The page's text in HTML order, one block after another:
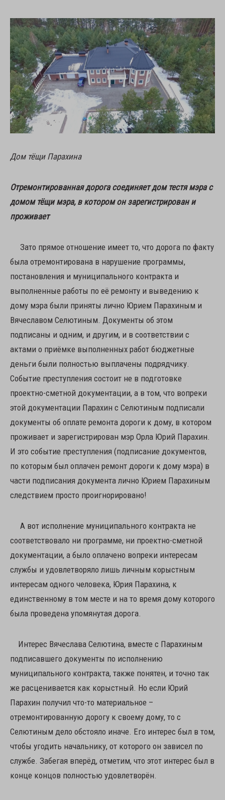
Дом тёщи Парахина
Отремонтированная дорога соединяет дом тестя мэра с
домом тёщи мэра, в котором он зарегистрирован и
проживает
Зато прямое отношение имеет то, что дорога по факту
была отремонтирована в нарушение программы,
постановления и муниципального контракта и
выполненные работы по её ремонту и выведению к
дому мэра были приняты лично Юрием Парахиным и
Вячеславом Селютиным. Документы об этом
подписаны и одним, и другим, и в соответствии с
актами о приёмке выполненных работ бюджетные
деньги были полностью выплачены подрядчику.
Событие преступления состоит не в подготовке
проектно-сметной документации, а в том, что вопреки
этой документации Парахин с Селютиным подписали
документы об оплате ремонта дороги к дому, в котором
проживает и зарегистрирован мэр Орла Юрий Парахин.
И это событие преступления (подписание документов,
по которым был оплачен ремонт дороги к дому мэра) в
части подписания документа лично Юрием Парахиным
следствием просто проигнорировано!
А вот исполнение муниципального контракта не
соответствовало ни программе, ни проектно-сметной
документации, а было оплачено вопреки интересам
службы и удовлетворяло лишь личным корыстным
интересам одного человека, Юрия Парахина, к
единственному в том месте и на то время дому которого
была проведена упомянутая дорога.
Интерес Вячеслава Селютина, вместе с Парахиным
подписавшего документы по исполнению
муниципального контракта, также понятен, и точно так
же расценивается как корыстный. Но если Юрий
Парахин получил что-то материальное –
отремонтированную дорогу к своему дому, то с
Селютиным дело обстояло иначе. Его интерес был в том,
чтобы угодить начальнику, от которого он зависел по
службе. Забегая вперёд, отметим, что этот интерес был в
конце концов полностью удовлетворён.